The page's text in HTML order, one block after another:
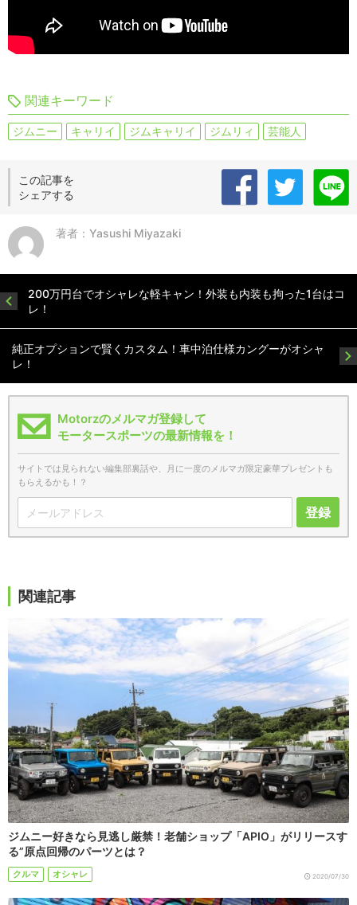
関連キーワード
ジムニー キャリイ ジムキャリイ ジムリィ 芸能人
この記事を
シェアする
著者：Yasushi Miyazaki
200万円台でオシャレな軽キャン！外装も内装も拘った1台はコ
レ！
純正オプションで賢くカスタム！車中泊仕様カングーがオシャ
レ！
Motorzのメルマガ登録して
モータースポーツの最新情報を！
サイトでは見られない編集部裏話や、月に一度のメルマガ限定豪華プレゼントも
もらえるかも！？
登録
関連記事
ジムニー好きなら見逃し厳禁！老舗ショップ「APIO」がリリースす
る”原点回帰のパーツとは？
クルマ オシャレ 2020/07/30